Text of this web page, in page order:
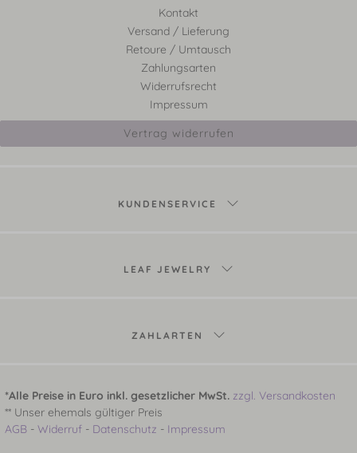
Kontakt
Versand / Lieferung
Retoure / Umtausch
Zahlungsarten
Widerrufsrecht
Impressum
Vertrag widerrufen
KUNDENSERVICE
LEAF JEWELRY
ZAHLARTEN
*Alle Preise in Euro inkl. gesetzlicher MwSt. zzgl. Versandkosten
** Unser ehemals gültiger Preis
AGB - Widerruf - Datenschutz - Impressum